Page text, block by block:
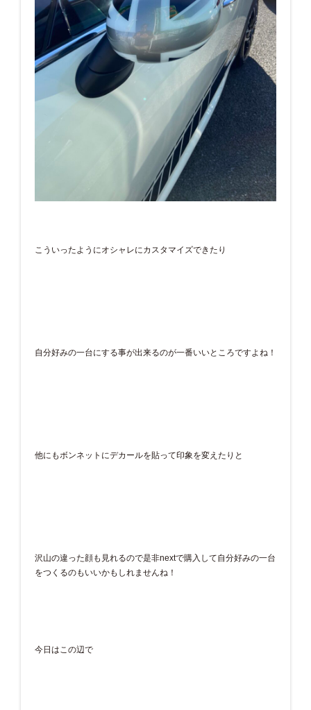
こういったようにオシャレにカスタマイズできたり
自分好みの一台にする事が出来るのが一番いいところですよね！
他にもボンネットにデカールを貼って印象を変えたりと
沢山の違った顔も見れるので是非nextで購入して自分好みの一台
をつくるのもいいかもしれませんね！
今日はこの辺で